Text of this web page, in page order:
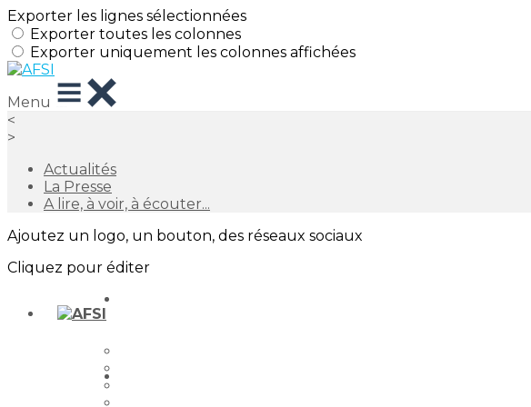
Exporter les lignes sélectionnées
Exporter toutes les colonnes
Exporter uniquement les colonnes affichées
Menu
<
>
Actualités
La Presse
A lire, à voir, à écouter...
Ajoutez un logo, un bouton, des réseaux sociaux
Cliquez pour éditer